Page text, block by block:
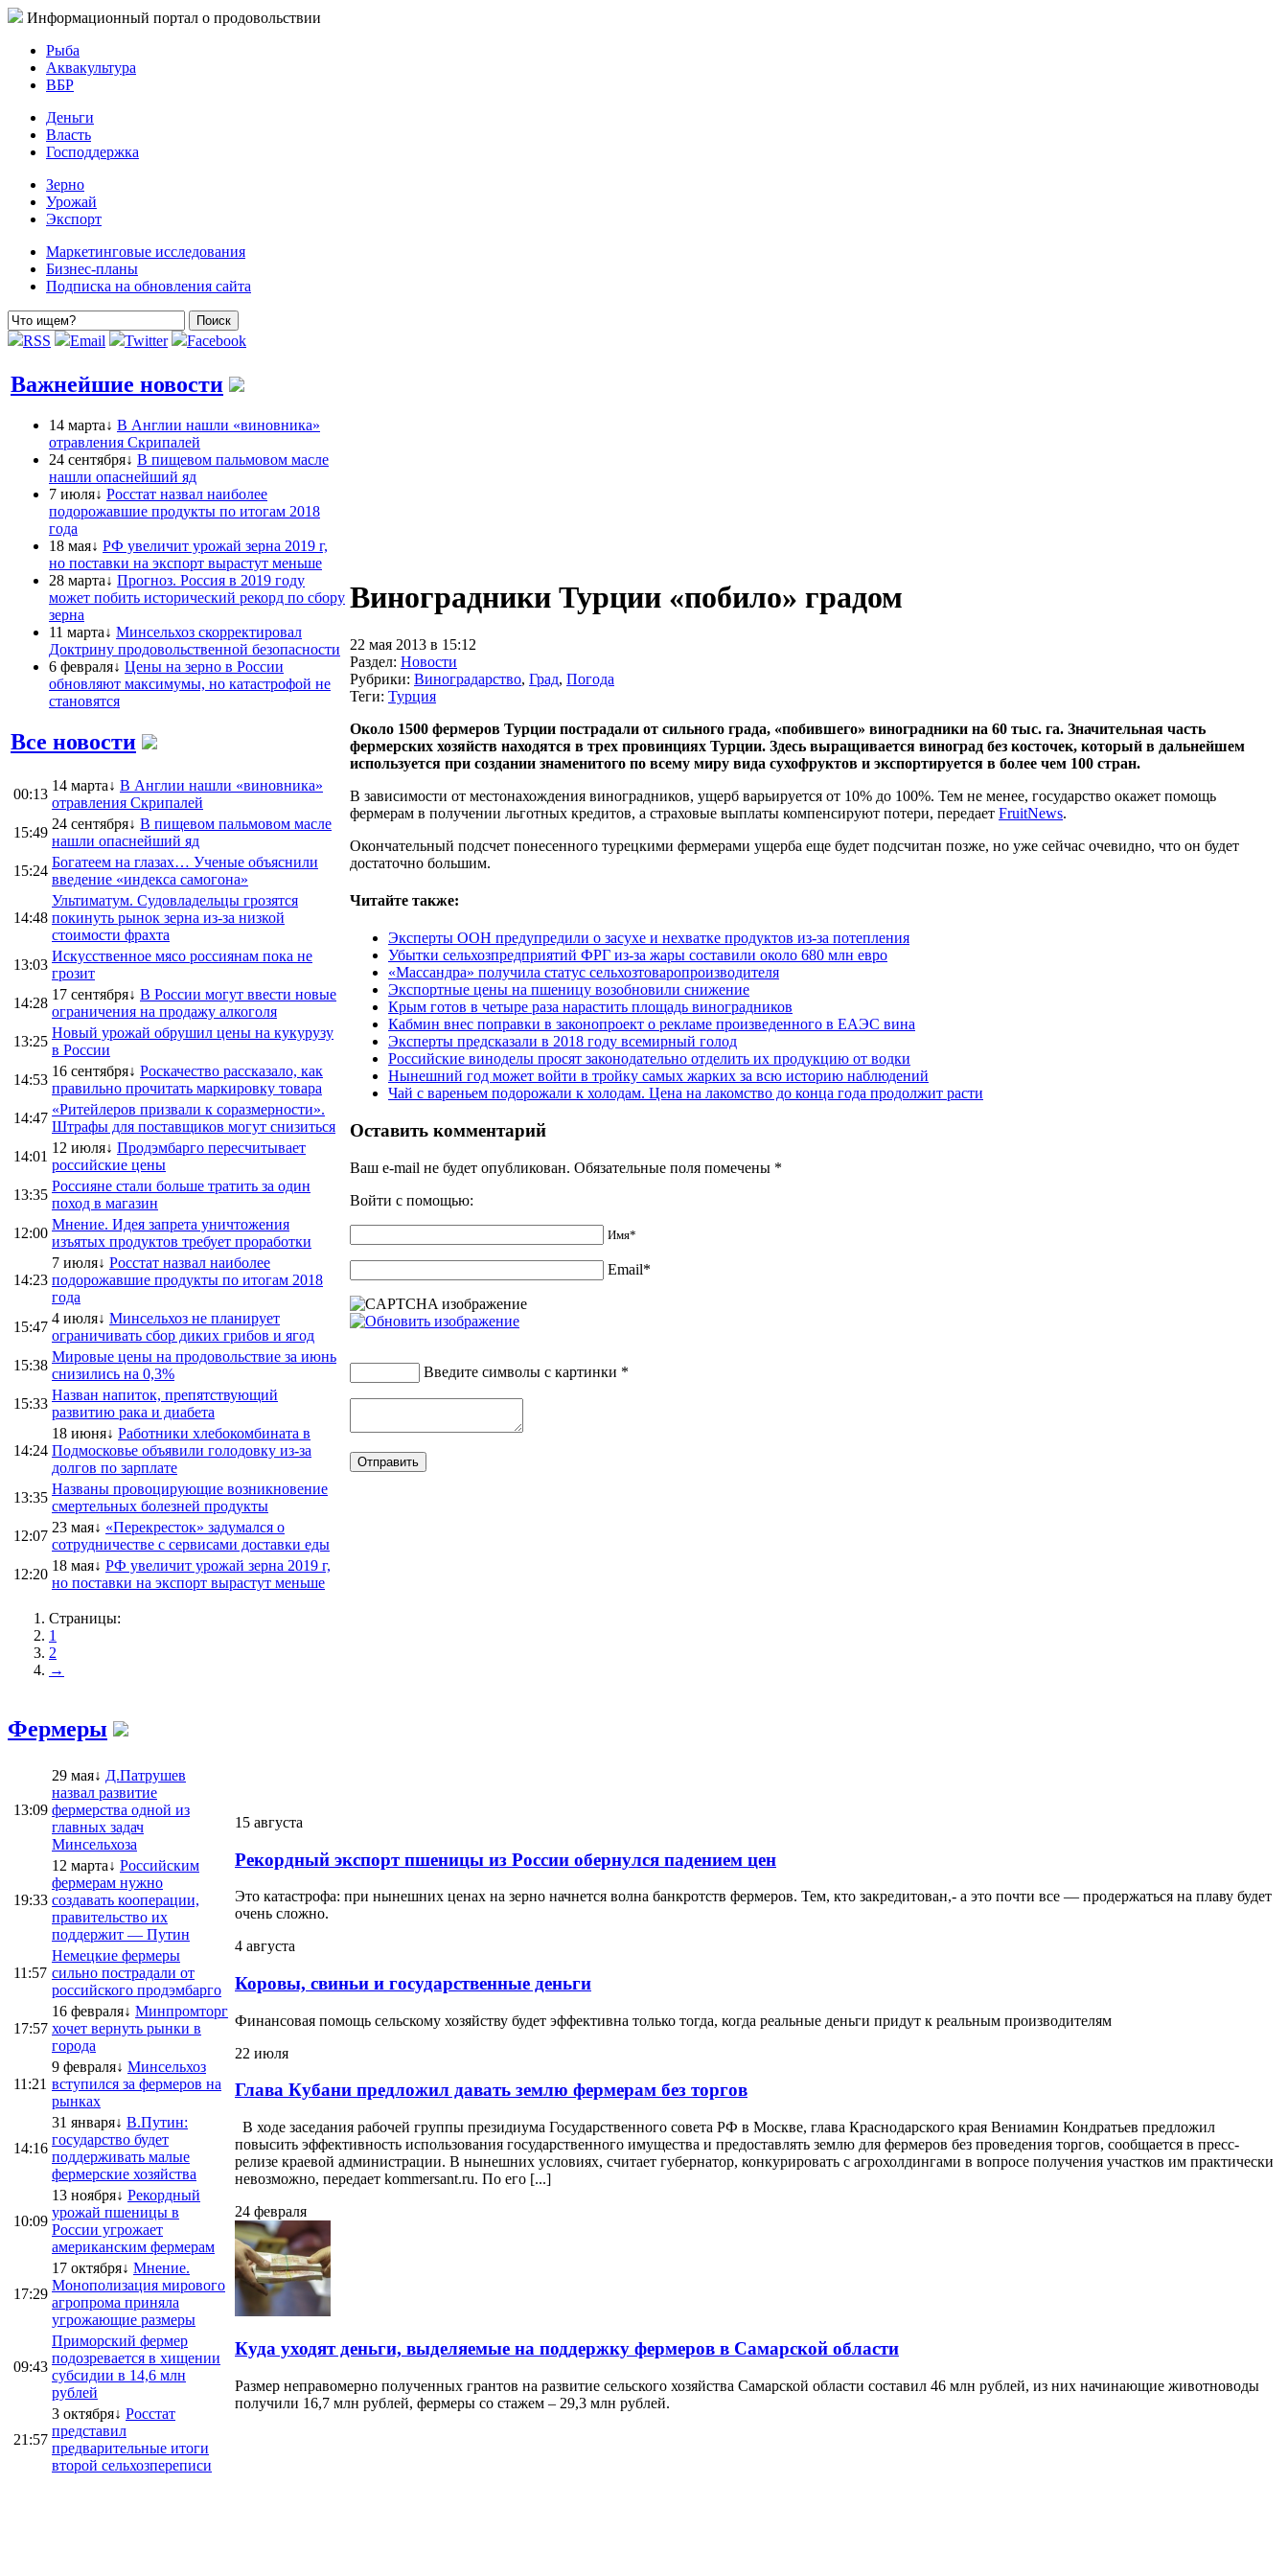
Информационный портал о продовольствии
Рыба
Аквакультура
ВБР
Деньги
Власть
Господдержка
Зерно
Урожай
Экспорт
Маркетинговые исследования
Бизнес-планы
Подписка на обновления сайта
RSS Email Twitter Facebook
Важнейшие новости
14 марта↓ В Англии нашли «виновника»
отравления Скрипалей
24 сентября↓ В пищевом пальмовом масле
нашли опаснейший яд
7 июля↓ Росстат назвал наиболее
подорожавшие продукты по итогам 2018
года
18 мая↓ РФ увеличит урожай зерна 2019 г,
но поставки на экспорт вырастут меньше
28 марта↓ Прогноз. Россия в 2019 году
может побить исторический рекорд по сбору
зерна
11 марта↓ Минсельхоз скорректировал
Доктрину продовольственной безопасности
6 февраля↓ Цены на зерно в России
обновляют максимумы, но катастрофой не
становятся
Все новости
00:13
14 марта↓ В Англии нашли «виновника»
отравления Скрипалей
15:49
24 сентября↓ В пищевом пальмовом масле
нашли опаснейший яд
15:24
Богатеем на глазах… Ученые объяснили
введение «индекса самогона»
14:48
Ультиматум. Судовладельцы грозятся
покинуть рынок зерна из-за низкой
стоимости фрахта
13:03
Искусственное мясо россиянам пока не
грозит
14:28
17 сентября↓ В России могут ввести новые
ограничения на продажу алкоголя
13:25
Новый урожай обрушил цены на кукурузу
в России
14:53
16 сентября↓ Роскачество рассказало, как
правильно прочитать маркировку товара
14:47
«Ритейлеров призвали к соразмерности».
Штрафы для поставщиков могут снизиться
14:01
12 июля↓ Продэмбарго пересчитывает
российские цены
13:35
Россияне стали больше тратить за один
поход в магазин
12:00
Мнение. Идея запрета уничтожения
изъятых продуктов требует проработки
14:23
7 июля↓ Росстат назвал наиболее
подорожавшие продукты по итогам 2018
года
15:47
4 июля↓ Минсельхоз не планирует
ограничивать сбор диких грибов и ягод
15:38
Мировые цены на продовольствие за июнь
снизились на 0,3%
15:33
Назван напиток, препятствующий
развитию рака и диабета
14:24
18 июня↓ Работники хлебокомбината в
Подмосковье объявили голодовку из-за
долгов по зарплате
13:35
Названы провоцирующие возникновение
смертельных болезней продукты
12:07
23 мая↓ «Перекресток» задумался о
сотрудничестве с сервисами доставки еды
12:20
18 мая↓ РФ увеличит урожай зерна 2019 г,
но поставки на экспорт вырастут меньше
Страницы:
1
2
→
Виноградники Турции «побило» градом
22 мая 2013 в 15:12
Раздел: Новости
Рубрики: Виноградарство, Град, Погода
Теги: Турция
Около 1500 фермеров Турции пострадали от сильного града, «побившего» виноградники на 60 тыс. га. Значительная часть
фермерских хозяйств находятся в трех провинциях Турции. Здесь выращивается виноград без косточек, который в дальнейшем
используется при создании знаменитого по всему миру вида сухофруктов и экспортируется в более чем 100 стран.
В зависимости от местонахождения виноградников, ущерб варьируется от 10% до 100%. Тем не менее, государство окажет помощь
фермерам в получении льготных кредитов, а страховые выплаты компенсируют потери, передает FruitNews.
Окончательный подсчет понесенного турецкими фермерами ущерба еще будет подсчитан позже, но уже сейчас очевидно, что он будет
достаточно большим.
Читайте также:
Эксперты ООН предупредили о засухе и нехватке продуктов из-за потепления
Убытки сельхозпредприятий ФРГ из-за жары составили около 680 млн евро
«Массандра» получила статус сельхозтоваропроизводителя
Экспортные цены на пшеницу возобновили снижение
Крым готов в четыре раза нарастить площадь виноградников
Кабмин внес поправки в законопроект о рекламе произведенного в ЕАЭС вина
Эксперты предсказали в 2018 году всемирный голод
Российские виноделы просят законодательно отделить их продукцию от водки
Нынешний год может войти в тройку самых жарких за всю историю наблюдений
Чай с вареньем подорожали к холодам. Цена на лакомство до конца года продолжит расти
Оставить комментарий
Ваш e-mail не будет опубликован. Обязательные поля помечены *
Войти с помощью:
Имя*
Email*
Введите символы с картинки *
Фермеры
13:09
29 мая↓ Д.Патрушев
назвал развитие
фермерства одной из
главных задач
Минсельхоза
19:33
12 марта↓ Российским
фермерам нужно
создавать кооперации,
правительство их
поддержит — Путин
11:57
Немецкие фермеры
сильно пострадали от
российского продэмбарго
17:57
16 февраля↓ Минпромторг
хочет вернуть рынки в
города
11:21
9 февраля↓ Минсельхоз
вступился за фермеров на
рынках
14:16
31 января↓ В.Путин:
государство будет
поддерживать малые
фермерские хозяйства
10:09
13 ноября↓ Рекордный
урожай пшеницы в
России угрожает
американским фермерам
17:29
17 октября↓ Мнение.
Монополизация мирового
агропрома приняла
угрожающие размеры
09:43
Приморский фермер
подозревается в хищении
субсидии в 14,6 млн
рублей
21:57
3 октября↓ Росстат
представил
предварительные итоги
второй сельхозпереписи
15 августа
Рекордный экспорт пшеницы из России обернулся падением цен
Это катастрофа: при нынешних ценах на зерно начнется волна банкротств фермеров. Тем, кто закредитован,- а это почти все — продержаться на плаву будет
очень сложно.
4 августа
Коровы, свиньи и государственные деньги
Финансовая помощь сельскому хозяйству будет эффективна только тогда, когда реальные деньги придут к реальным производителям
22 июля
Глава Кубани предложил давать землю фермерам без торгов
В ходе заседания рабочей группы президиума Государственного совета РФ в Москве, глава Краснодарского края Вениамин Кондратьев предложил
повысить эффективность использования государственного имущества и предоставлять землю для фермеров без проведения торгов, сообщается в пресс-
релизе краевой администрации. В нынешних условиях, считает губернатор, конкурировать с агрохолдингами в вопросе получения участков им практически
невозможно, передает kommersant.ru. По его [...]
24 февраля
Куда уходят деньги, выделяемые на поддержку фермеров в Самарской области
Размер неправомерно полученных грантов на развитие сельского хозяйства Самарской области составил 46 млн рублей, из них начинающие животноводы
получили 16,7 млн рублей, фермеры со стажем – 29,3 млн рублей.